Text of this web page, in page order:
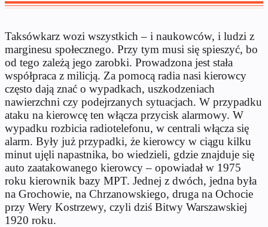
Taksówkarz wozi wszystkich – i naukowców, i ludzi z
marginesu społecznego. Przy tym musi się spieszyć, bo
od tego zależą jego zarobki. Prowadzona jest stała
współpraca z milicją. Za pomocą radia nasi kierowcy
często dają znać o wypadkach, uszkodzeniach
nawierzchni czy podejrzanych sytuacjach. W przypadku
ataku na kierowcę ten włącza przycisk alarmowy. W
wypadku rozbicia radiotelefonu, w centrali włącza się
alarm. Były już przypadki, że kierowcy w ciągu kilku
minut ujęli napastnika, bo wiedzieli, gdzie znajduje się
auto zaatakowanego kierowcy – opowiadał w 1975
roku kierownik bazy MPT. Jednej z dwóch, jedna była
na Grochowie, na Chrzanowskiego, druga na Ochocie
przy Wery Kostrzewy, czyli dziś Bitwy Warszawskiej
1920 roku.